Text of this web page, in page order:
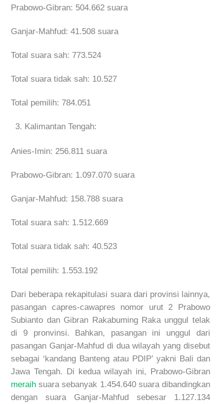
Prabowo-Gibran: 504.662 suara
Ganjar-Mahfud: 41.508 suara
Total suara sah: 773.524
Total suara tidak sah: 10.527
Total pemilih: 784.051
Kalimantan Tengah:
Anies-Imin: 256.811 suara
Prabowo-Gibran: 1.097.070 suara
Ganjar-Mahfud: 158.788 suara
Total suara sah: 1.512.669
Total suara tidak sah: 40.523
Total pemilih: 1.553.192
Dari beberapa rekapitulasi suara dari provinsi lainnya,
pasangan capres-cawapres nomor urut 2 Prabowo
Subianto dan Gibran Rakabuming Raka unggul telak
di 9 pronvinsi. Bahkan, pasangan ini unggul dari
pasangan Ganjar-Mahfud di dua wilayah yang disebut
sebagai ‘kandang Banteng atau PDIP’ yakni Bali dan
Jawa Tengah. Di kedua wilayah ini, Prabowo-Gibran
meraih suara sebanyak 1.454.640 suara dibandingkan
dengan suara Ganjar-Mahfud sebesar 1.127.134